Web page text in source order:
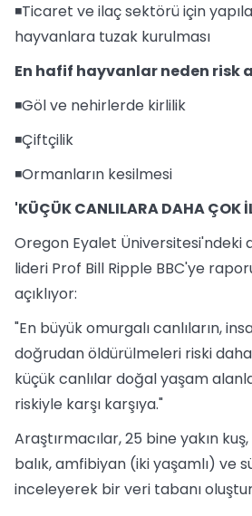
◾Ticaret ve ilaç sektörü için
hayvanlara tuzak kurulması
En hafif hayvanlar neden risk
◾Göl ve nehirlerde kirlilik
◾Çiftçilik
◾Ormanların kesilmesi
'KÜÇÜK CANLILARA DAHA ÇOK
Oregon Eyalet Üniversitesi'ndeki
lideri Prof Bill Ripple BBC'ye
açıklıyor:
"En büyük omurgalı canlıların,
doğrudan öldürülmeleri riski
küçük canlılar doğal yaşam
riskiyle karşı karşıya."
Araştırmacılar, 25 bine yakın
balık, amfibiyan (iki yaşamlı) ve
inceleyerek bir veri tabanı